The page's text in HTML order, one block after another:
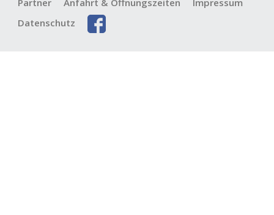
Partner Anfahrt & Öffnungszeiten
Impressum
Datenschutz